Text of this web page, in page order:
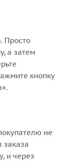
Просто
а затем
кнопку
не
заказа
и через